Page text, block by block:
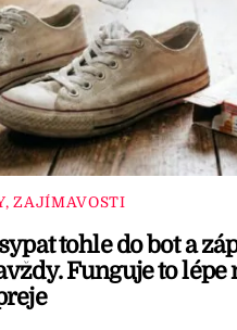
ZAJÍMAVOSTI
tohle do bot a
Funguje to lépe